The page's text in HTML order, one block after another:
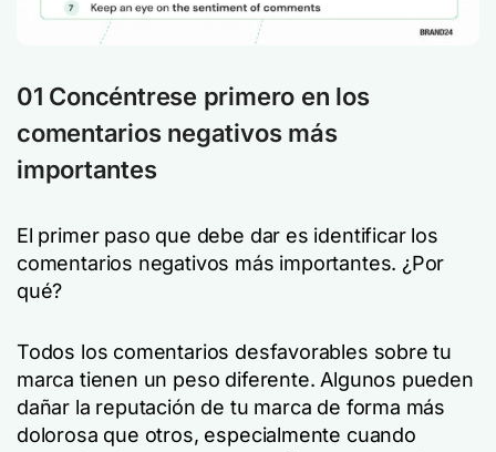
01 Concéntrese primero en los
comentarios negativos más
importantes
El primer paso que debe dar es identificar los
comentarios negativos más importantes. ¿Por
qué?
Todos los comentarios desfavorables sobre tu
marca tienen un peso diferente. Algunos pueden
dañar la reputación de tu marca de forma más
dolorosa que otros, especialmente cuando